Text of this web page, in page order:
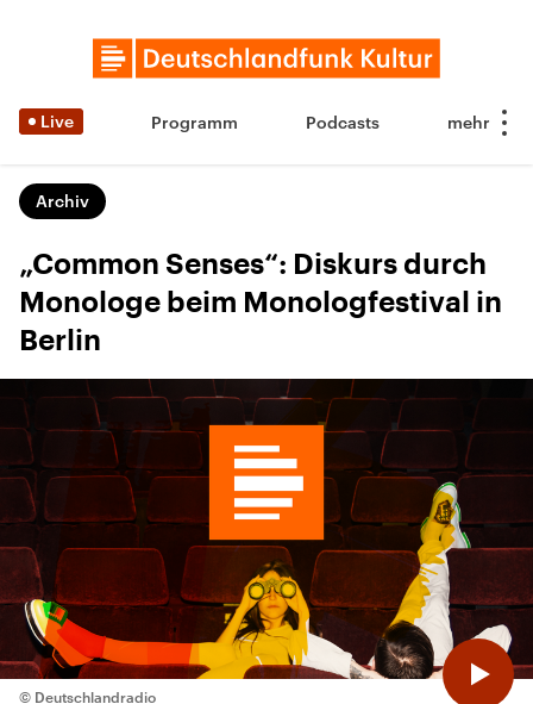
Live Programm Podcasts
Archiv
„Common Senses“: Diskurs durch
Monologe beim Monologfestival in
Berlin
© Deutschlandradio